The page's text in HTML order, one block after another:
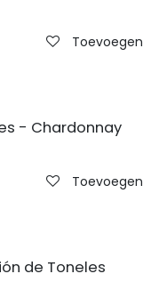
- Chardonnay
de Toneles